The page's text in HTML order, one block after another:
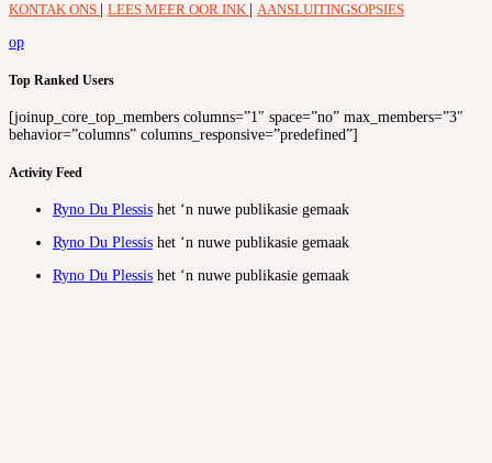
KONTAK ONS LEES MEER OOR INK
AANSLUITINGSOPSIES
op
Top Ranked Users
[joinup_core_top_members columns=”1″ space=”no” max_members=”3″
behavior=”columns” columns_responsive=”predefined”]
Activity Feed
Ryno Du Plessis het ‘n nuwe publikasie gemaak
Ryno Du Plessis het ‘n nuwe publikasie gemaak
Ryno Du Plessis het ‘n nuwe publikasie gemaak